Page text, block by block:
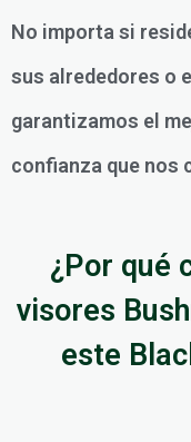
No importa si
sus alrededores o
garantizamos el
confianza que nos
¿Por qué
visores
este